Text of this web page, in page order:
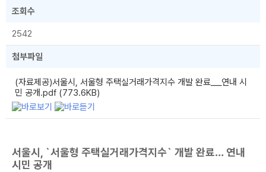
조회수
2542
첨부파일
(자료제공)서울시, 서울형 주택실거래가격지수 개발 완료___연내 시
민 공개.pdf (773.6KB)
서울시, `서울형 주택실거래가격지수` 개발 완료… 연내
시민 공개